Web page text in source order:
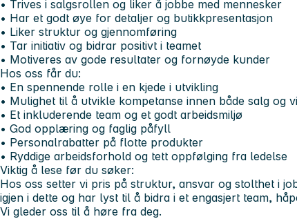
• Trives i salgsrollen og liker å jobbe med mennesker
• Har et godt øye for detaljer og butikkpresentasjon
• Liker struktur og gjennomføring
• Tar initiativ og bidrar positivt i teamet
• Motiveres av gode resultater og fornøyde kunder
Hos oss får du:
• En spennende rolle i en kjede i utvikling
• Mulighet til å utvikle kompetanse innen både salg og
• Et inkluderende team og et godt arbeidsmiljø
• God opplæring og faglig påfyll
• Personalrabatter på flotte produkter
• Ryddige arbeidsforhold og tett oppfølging fra ledelse
Viktig å lese før du søker:
Hos oss setter vi pris på struktur, ansvar og stolthet i
igjen i dette og har lyst til å bidra i et engasjert team,
Vi gleder oss til å høre fra deg.